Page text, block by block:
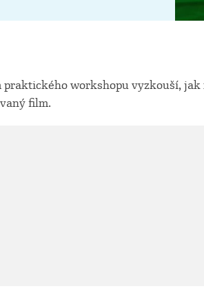
praktického workshopu vyzkouší,
film.